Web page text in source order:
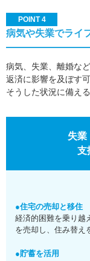
POINT 4
病気や失業でライ
病気、失業、離婚な
返済に影響を及ぼす
そうした状況に備え
失業
支
●住宅の売却と移住
経済的困難を乗り越
を売却し、住み替え
●貯蓄を活用